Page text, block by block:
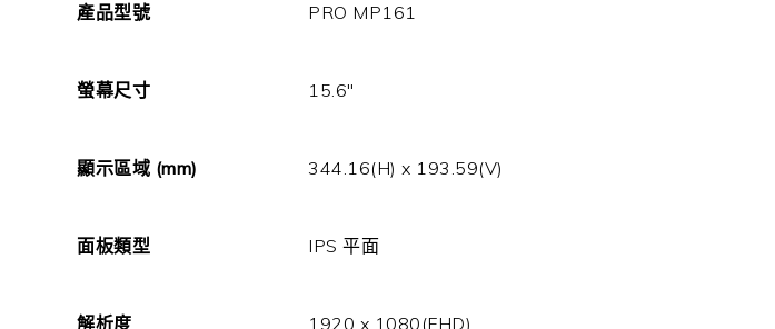
產品型號 PRO MP161
螢幕尺寸 15.6″
顯示區域 (mm) 344.16(H) x 193.59(V)
面板類型 IPS 平面
解析度 1920 x 1080(FHD)